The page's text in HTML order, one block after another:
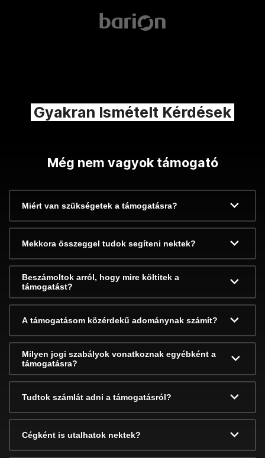
Gyakran Ismételt Kérdések
Még nem vagyok támogató
Miért van szükségetek a támogatásra?
Mekkora összeggel tudok segíteni nektek?
Beszámoltok arról, hogy mire költitek a
támogatást?
A támogatásom közérdekű adománynak számít?
Milyen jogi szabályok vonatkoznak egyébként a
támogatásra?
Tudtok számlát adni a támogatásról?
Cégként is utalhatok nektek?